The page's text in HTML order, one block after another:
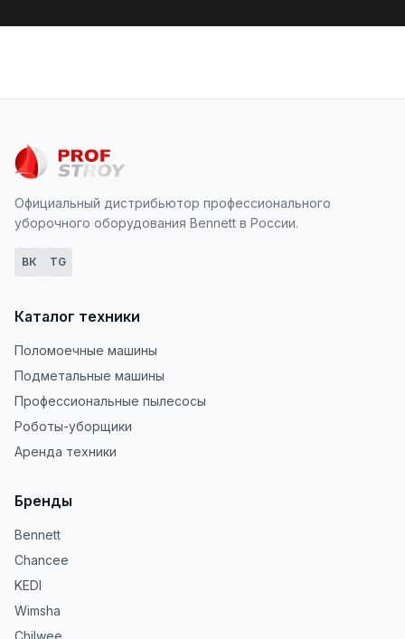
Официальный дистрибьютор профессионального
уборочного оборудования Bennett в России.
ВК TG
Каталог техники
Поломоечные машины
Подметальные машины
Профессиональные пылесосы
Роботы-уборщики
Аренда техники
Бренды
Bennett
Chancee
KEDI
Wimsha
Chilwee